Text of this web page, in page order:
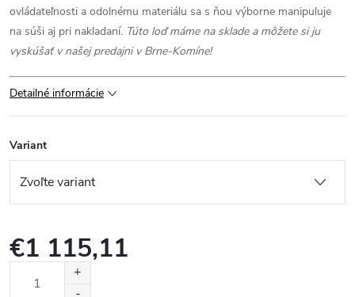
ovládateľnosti a odolnému materiálu sa s ňou výborne manipuluje
na súši aj pri nakladaní. Túto loď máme na sklade a môžete si ju
vyskúšať v našej predajni v Brne-Komíne!
Detailné informácie
Variant
€1 115,11